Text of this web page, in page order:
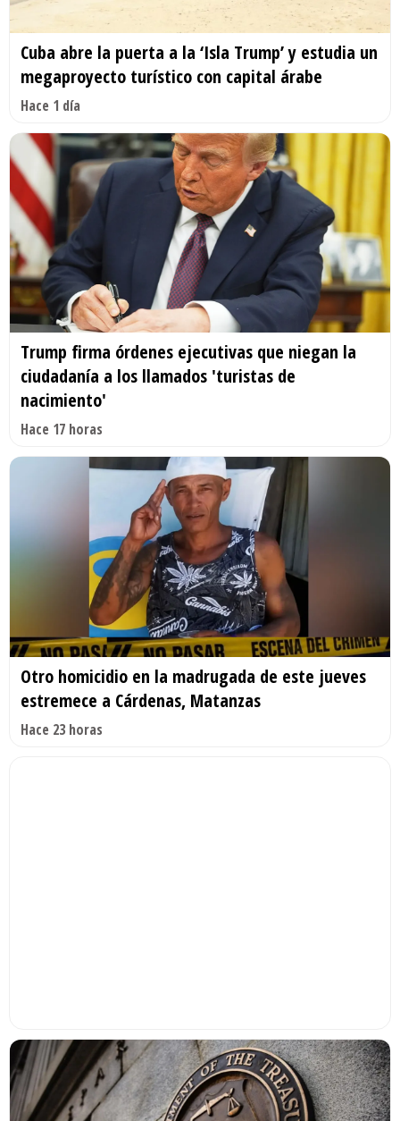
Cuba abre la puerta a la ‘Isla Trump’ y estudia un
megaproyecto turístico con capital árabe
Hace 1 día
Trump firma órdenes ejecutivas que niegan la
ciudadanía a los llamados 'turistas de
nacimiento'
Hace 17 horas
Otro homicidio en la madrugada de este jueves
estremece a Cárdenas, Matanzas
Hace 23 horas